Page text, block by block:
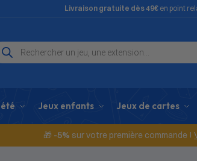
Livraison gratuite dès 49€ en point
Jeux enfants Jeux de cartes
🎁 -5% sur votre première commande !